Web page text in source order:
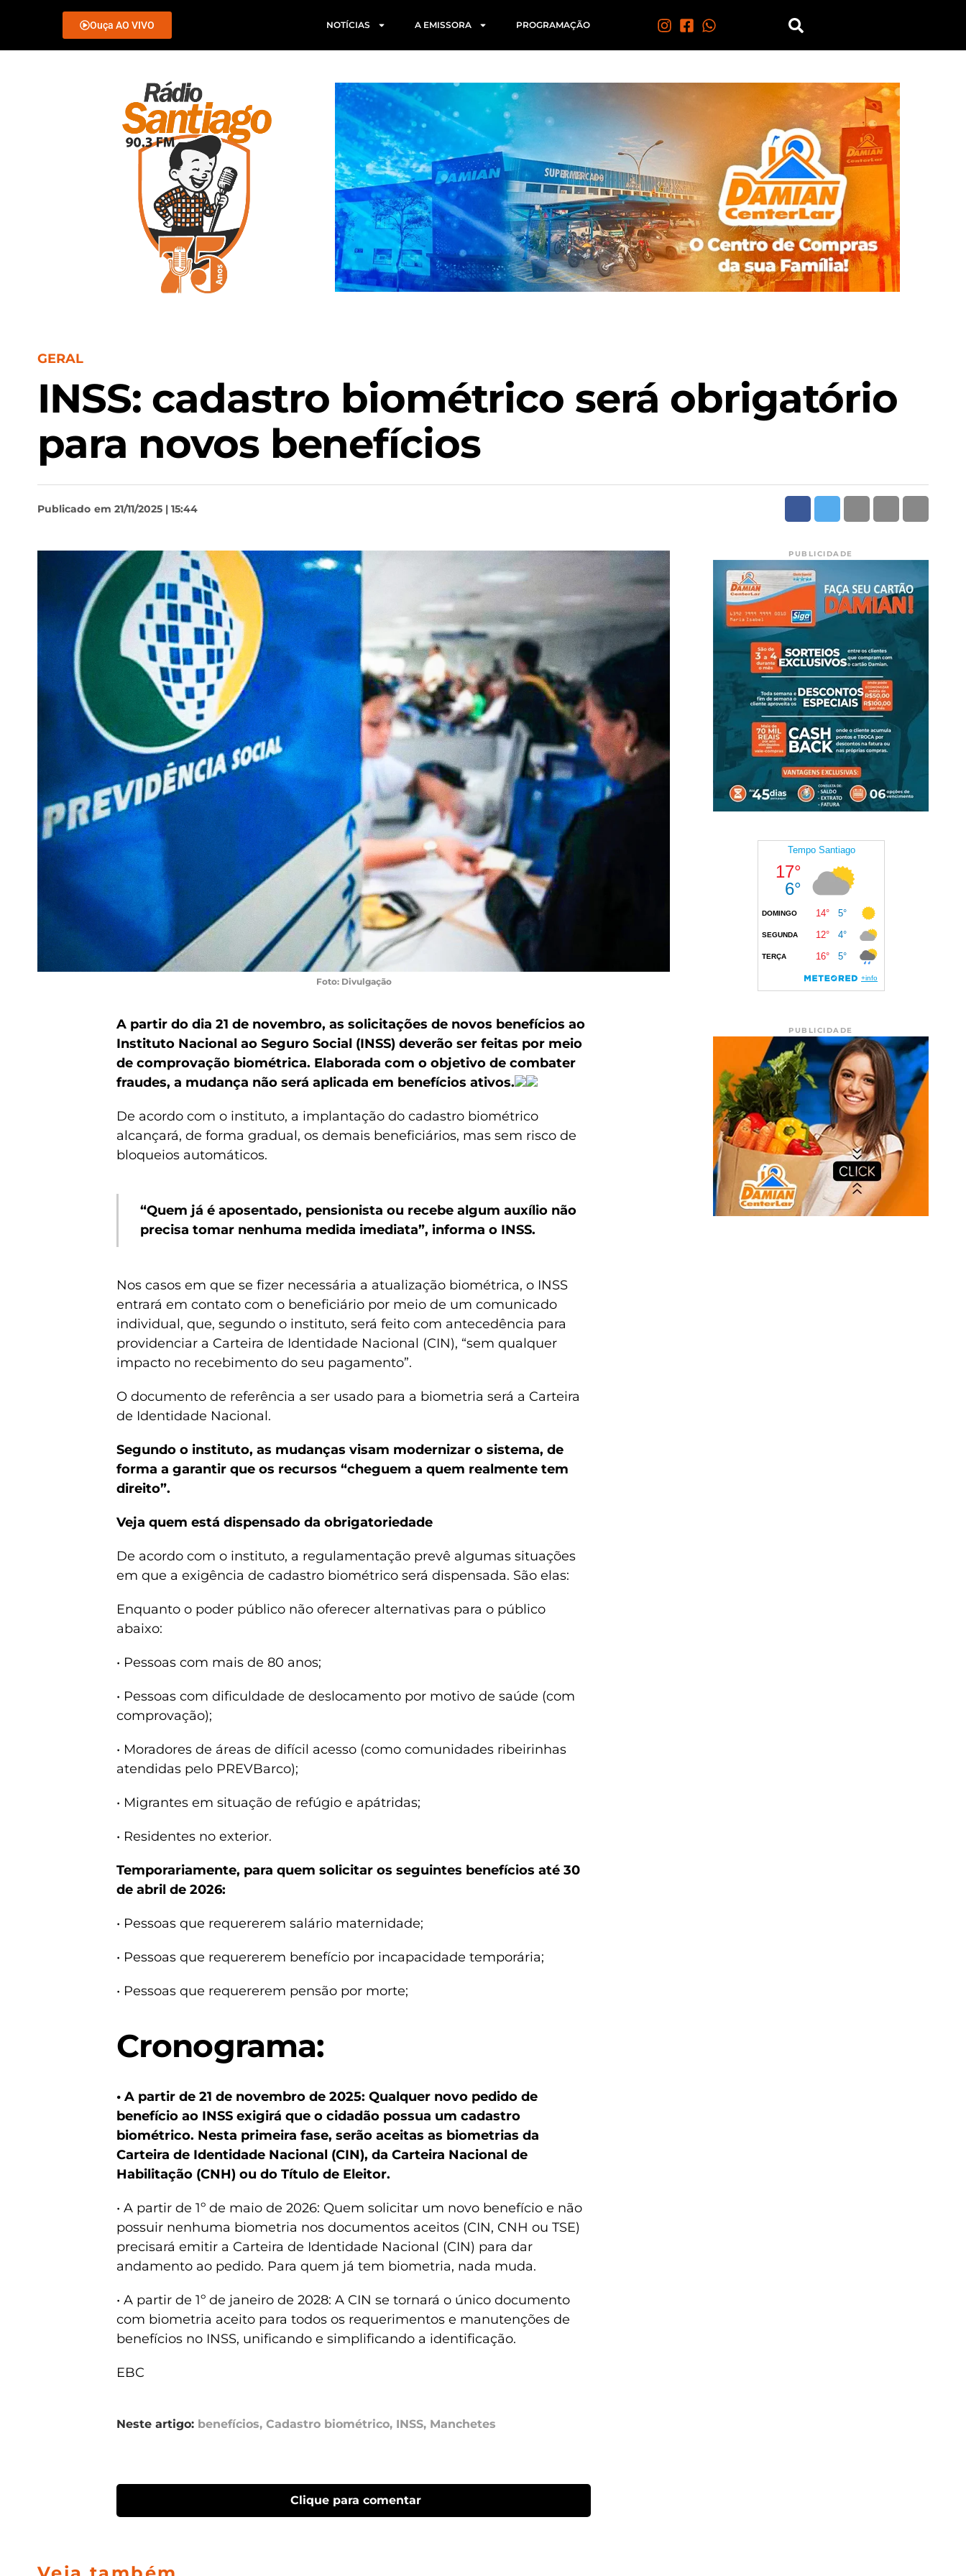
Ouça AO VIVO NOTÍCIAS A EMISSORA PROGRAMAÇÃO
GERAL
INSS: cadastro biométrico será obrigatório
para novos benefícios
Publicado em 21/11/2025 | 15:44
Foto: Divulgação
A partir do dia 21 de novembro, as solicitações de novos benefícios ao
Instituto Nacional ao Seguro Social (INSS) deverão ser feitas por meio
de comprovação biométrica. Elaborada com o objetivo de combater
fraudes, a mudança não será aplicada em benefícios ativos.
De acordo com o instituto, a implantação do cadastro biométrico
alcançará, de forma gradual, os demais beneficiários, mas sem risco de
bloqueios automáticos.
“Quem já é aposentado, pensionista ou recebe algum auxílio não
precisa tomar nenhuma medida imediata”, informa o INSS.
Nos casos em que se fizer necessária a atualização biométrica, o INSS
entrará em contato com o beneficiário por meio de um comunicado
individual, que, segundo o instituto, será feito com antecedência para
providenciar a Carteira de Identidade Nacional (CIN), “sem qualquer
impacto no recebimento do seu pagamento”.
O documento de referência a ser usado para a biometria será a Carteira
de Identidade Nacional.
Segundo o instituto, as mudanças visam modernizar o sistema, de
forma a garantir que os recursos “cheguem a quem realmente tem
direito”.
Veja quem está dispensado da obrigatoriedade
De acordo com o instituto, a regulamentação prevê algumas situações
em que a exigência de cadastro biométrico será dispensada. São elas:
Enquanto o poder público não oferecer alternativas para o público
abaixo:
• Pessoas com mais de 80 anos;
• Pessoas com dificuldade de deslocamento por motivo de saúde (com
comprovação);
• Moradores de áreas de difícil acesso (como comunidades ribeirinhas
atendidas pelo PREVBarco);
• Migrantes em situação de refúgio e apátridas;
• Residentes no exterior.
Temporariamente, para quem solicitar os seguintes benefícios até 30
de abril de 2026:
• Pessoas que requererem salário maternidade;
• Pessoas que requererem benefício por incapacidade temporária;
• Pessoas que requererem pensão por morte;
Cronograma:
• A partir de 21 de novembro de 2025: Qualquer novo pedido de
benefício ao INSS exigirá que o cidadão possua um cadastro
biométrico. Nesta primeira fase, serão aceitas as biometrias da
Carteira de Identidade Nacional (CIN), da Carteira Nacional de
Habilitação (CNH) ou do Título de Eleitor.
• A partir de 1º de maio de 2026: Quem solicitar um novo benefício e não
possuir nenhuma biometria nos documentos aceitos (CIN, CNH ou TSE)
precisará emitir a Carteira de Identidade Nacional (CIN) para dar
andamento ao pedido. Para quem já tem biometria, nada muda.
• A partir de 1º de janeiro de 2028: A CIN se tornará o único documento
com biometria aceito para todos os requerimentos e manutenções de
benefícios no INSS, unificando e simplificando a identificação.
EBC
Neste artigo: benefícios, Cadastro biométrico, INSS, Manchetes
Clique para comentar
PUBLICIDADE
PUBLICIDADE